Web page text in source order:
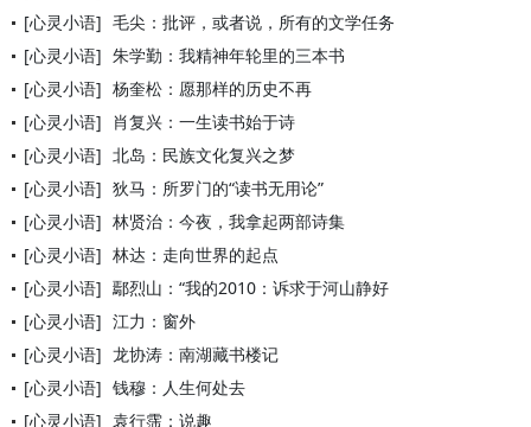
[心灵小语] 毛尖：批评，或者说，所有的文学任务
[心灵小语] 朱学勤：我精神年轮里的三本书
[心灵小语] 杨奎松：愿那样的历史不再
[心灵小语] 肖复兴：一生读书始于诗
[心灵小语] 北岛：民族文化复兴之梦
[心灵小语] 狄马：所罗门的“读书无用论”
[心灵小语] 林贤治：今夜，我拿起两部诗集
[心灵小语] 林达：走向世界的起点
[心灵小语] 鄢烈山：“我的2010：诉求于河山静好
[心灵小语] 江力：窗外
[心灵小语] 龙协涛：南湖藏书楼记
[心灵小语] 钱穆：人生何处去
[心灵小语] 袁行霈：说趣